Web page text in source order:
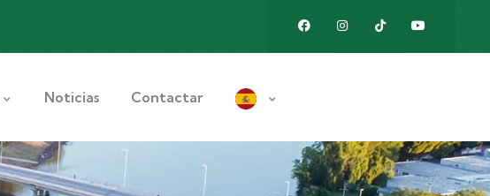
Noticias Contactar